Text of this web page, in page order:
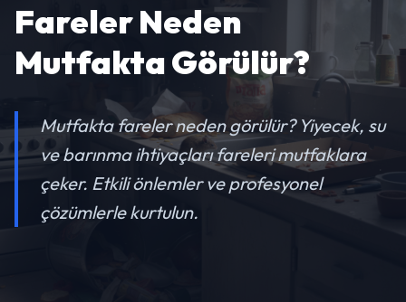
Fareler Neden
Mutfakta Görülür?
Mutfakta fareler neden görülür? Yiyecek, su
ve barınma ihtiyaçları fareleri mutfaklara
çeker. Etkili önlemler ve profesyonel
çözümlerle kurtulun.